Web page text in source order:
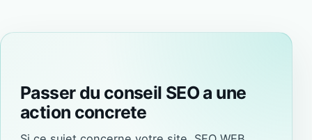
Passer du conseil SEO a une
action concrete